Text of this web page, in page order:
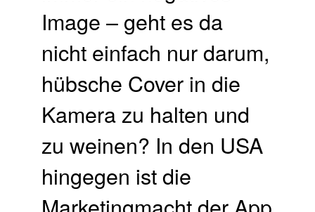
Image – geht es da
nicht einfach nur darum,
hübsche Cover in die
Kamera zu halten und
zu weinen? In den USA
hingegen ist die